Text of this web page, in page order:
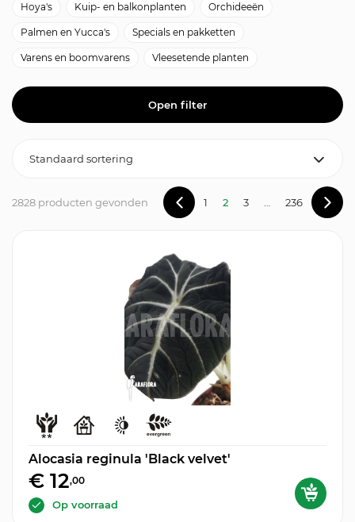
Hoya's Kuip- en balkonplanten Orchideeën
Palmen en Yucca's Specials en pakketten
Varens en boomvarens Vleesetende planten
Open filter
2828 producten gevonden 1 2 3 236
Alocasia reginula 'Black velvet'
€ 12,00
Op voorraad